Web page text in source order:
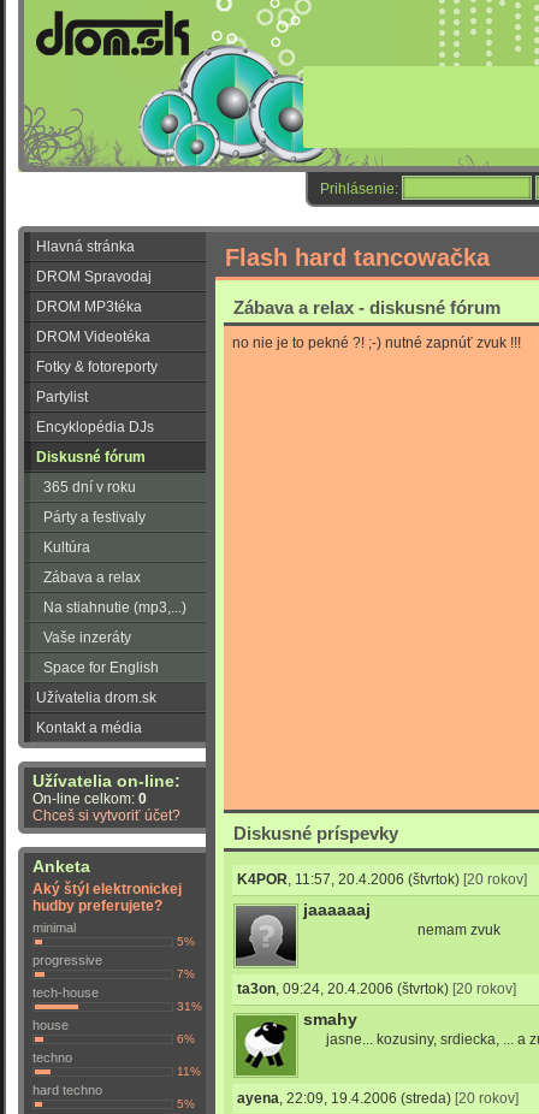
Prihlásenie:
Hlavná stránka
DROM Spravodaj
DROM MP3téka
DROM Videotéka
Fotky & fotoreporty
Partylist
Encyklopédia DJs
Diskusné fórum
365 dní v roku
Párty a festivaly
Kultúra
Zábava a relax
Na stiahnutie (mp3,...)
Vaše inzeráty
Space for English
Užívatelia drom.sk
Kontakt a média
Užívatelia on-line:
On-line celkom: 0
Chceš si vytvoriť účet?
Anketa
Aký štýl elektronickej
hudby preferujete?
minimal
5%
progressive
7%
tech-house
31%
house
6%
techno
11%
hard techno
5%
Flash hard tancowačka
Zábava a relax - diskusné fórum
no nie je to pekné ?! ;-) nutné zapnúť zvuk !!!
Diskusné príspevky
K4POR, 11:57, 20.4.2006 (štvrtok) [20 rokov]
jaaaaaaj
nemam zvuk
ta3on, 09:24, 20.4.2006 (štvrtok) [20 rokov]
smahy
jasne... kozusiny, srdiecka, ... a
ayena, 22:09, 19.4.2006 (streda) [20 rokov]